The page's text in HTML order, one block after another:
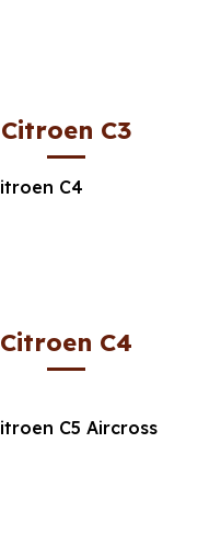
Citroen C3
Citroen C4